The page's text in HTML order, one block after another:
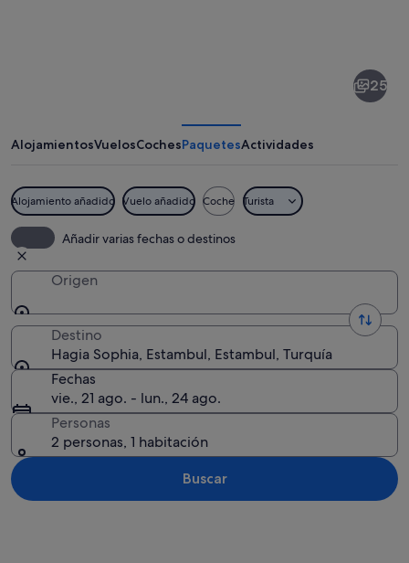
25
AlojamientosVuelosCochesPaquetesActividades
Alojamiento añadido Vuelo añadido Coche Turista
Añadir varias fechas o destinos
Origen
Destino
Hagia Sophia, Estambul, Estambul, Turquía
Fechas
vie., 21 ago. - lun., 24 ago.
Personas
2 personas, 1 habitación
Buscar